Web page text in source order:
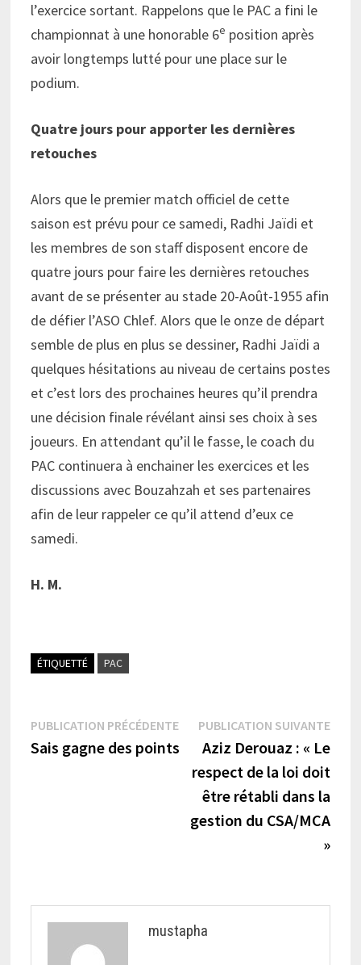
l’exercice sortant. Rappelons que le PAC a fini le
championnat à une honorable 6e position après
avoir longtemps lutté pour une place sur le
podium.
Quatre jours pour apporter les dernières
retouches
Alors que le premier match officiel de cette
saison est prévu pour ce samedi, Radhi Jaïdi et
les membres de son staff disposent encore de
quatre jours pour faire les dernières retouches
avant de se présenter au stade 20-Août-1955 afin
de défier l’ASO Chlef. Alors que le onze de départ
semble de plus en plus se dessiner, Radhi Jaïdi a
quelques hésitations au niveau de certains postes
et c’est lors des prochaines heures qu’il prendra
une décision finale révélant ainsi ses choix à ses
joueurs. En attendant qu’il le fasse, le coach du
PAC continuera à enchainer les exercices et les
discussions avec Bouzahzah et ses partenaires
afin de leur rappeler ce qu’il attend d’eux ce
samedi.
H. M.
ÉTIQUETTÉ PAC
Navigation
de
PUBLICATION PRÉCÉDENTEPublication
précédente :
Sais gagne des points
PUBLICATION SUIVANTE
Aziz Derouaz : « Le
respect de la loi doit
être rétabli dans la
gestion du CSA/MCA
»
mustapha